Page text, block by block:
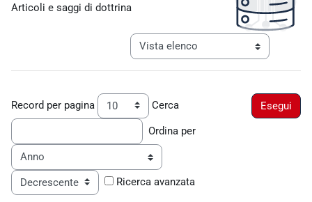
Articoli e saggi di dottrina
Navigazione terziaria modalità
Record per pagina Cerca
Ordina per
Ricerca avanzata